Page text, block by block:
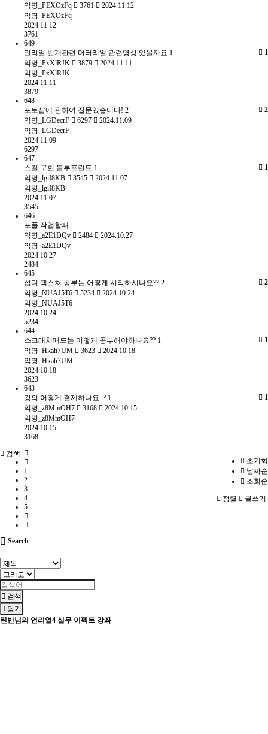
익명_PEXOzFq
3761
2024.11.12
익명_PEXOzFq
2024.11.12
3761
649
1
언리얼 번개관련 머터리얼 관련영상 있을까요 1
익명_PxXlRJK
3879
2024.11.11
익명_PxXlRJK
2024.11.11
3879
648
2
포토샵에 관하여 질문있습니다! 2
익명_LGDecrF
6297
2024.11.09
익명_LGDecrF
2024.11.09
6297
647
1
스킬 구현 블루프린트 1
익명_lgiI8KB
3545
2024.11.07
익명_lgiI8KB
2024.11.07
3545
646
포폴 작업할때
익명_a2E1DQv
2484
2024.10.27
익명_a2E1DQv
2024.10.27
2484
645
2
섭디 텍스쳐 공부는 어떻게 시작하시나요?? 2
익명_NUAJ5T6
5234
2024.10.24
익명_NUAJ5T6
2024.10.24
5234
644
1
스크래치패드는 어떻게 공부해야하나요?? 1
익명_Hkah7UM
3623
2024.10.18
익명_Hkah7UM
2024.10.18
3623
643
1
강의 어떻게 결제하나요..? 1
익명_z8MmOH7
3168
2024.10.15
익명_z8MmOH7
2024.10.15
3168
초기화
날짜순
조회순
정렬 글쓰기
검색
1
2
3
4
5
Search
검색
닫기
린반님의 언리얼4 실무 이펙트 강좌